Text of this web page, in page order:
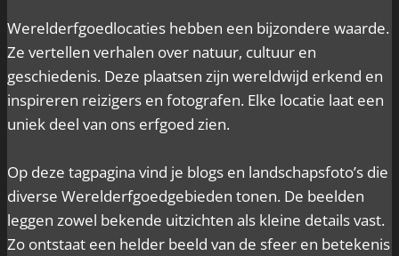
Werelderfgoedlocaties hebben een bijzondere waarde.
Ze vertellen verhalen over natuur, cultuur en
geschiedenis. Deze plaatsen zijn wereldwijd erkend en
inspireren reizigers en fotografen. Elke locatie laat een
uniek deel van ons erfgoed zien.
Op deze tagpagina vind je blogs en landschapsfoto’s die
diverse Werelderfgoedgebieden tonen. De beelden
leggen zowel bekende uitzichten als kleine details vast.
Zo ontstaat een helder beeld van de sfeer en betekenis